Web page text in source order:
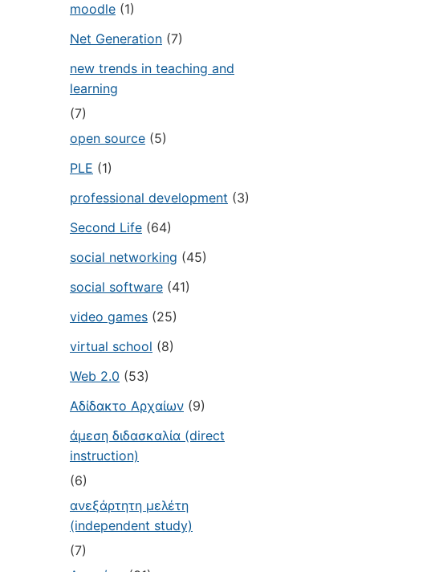
moodle (1)
Net Generation (7)
new trends in teaching and
learning
(7)
open source (5)
PLE (1)
professional development (3)
Second Life (64)
social networking (45)
social software (41)
video games (25)
virtual school (8)
Web 2.0 (53)
Αδίδακτο Αρχαίων (9)
άμεση διδασκαλία (direct
instruction)
(6)
ανεξάρτητη μελέτη
(independent study)
(7)